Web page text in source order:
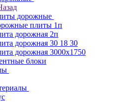
дорожные
плиты 1п
дорожная 2п
дорожная 30 18 30
дорожная 3000х1750
блоки